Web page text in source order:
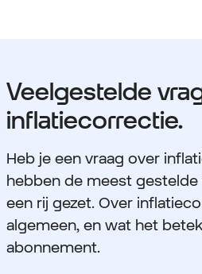
Veelgestelde
inflatiecorrectie.
Heb je een vraag over
hebben de meest
een rij gezet. Over
algemeen, en wat het
abonnement.